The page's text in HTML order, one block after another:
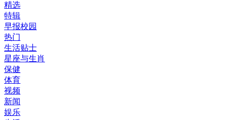
精选
特辑
早报校园
热门
生活贴士
星座与生肖
保健
体育
视频
新闻
娱乐